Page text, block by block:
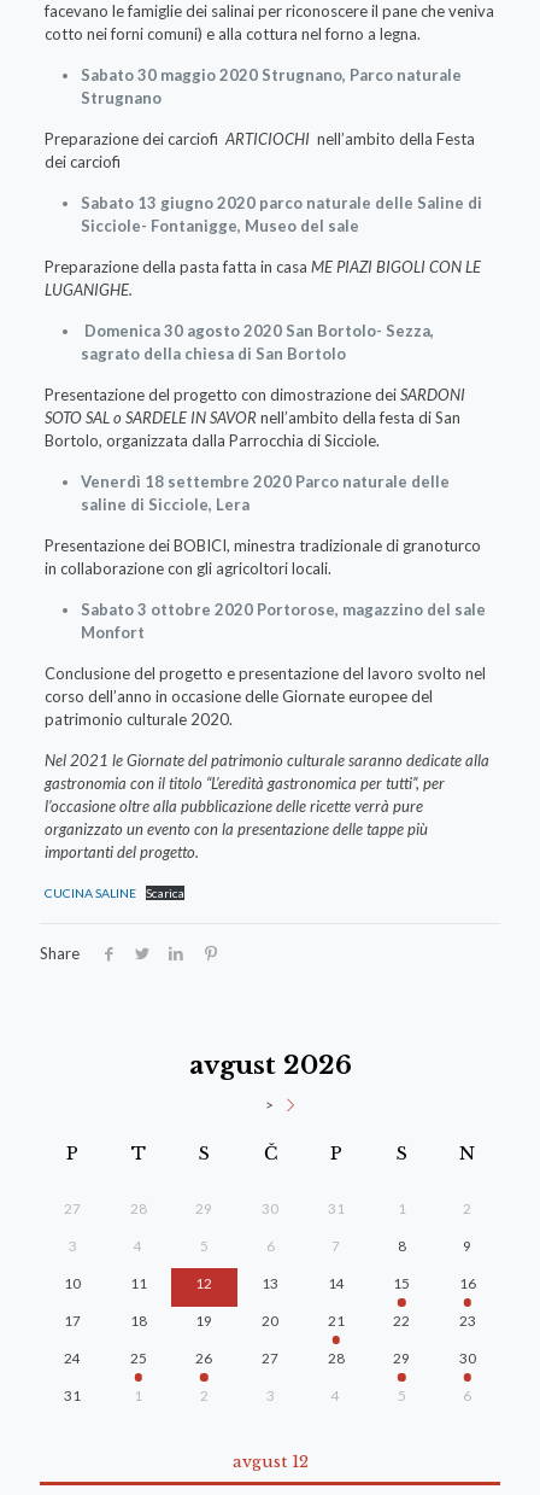
facevano le famiglie dei salinai per riconoscere il pane che veniva
cotto nei forni comuni) e alla cottura nel forno a legna.
Sabato 30 maggio 2020 Strugnano, Parco naturale
Strugnano
Preparazione dei carciofiARTICIOCHInell’ambito della Festa
dei carciofi
Sabato 13 giugno 2020 parco naturale delle Saline di
Sicciole- Fontanigge, Museo del sale
Preparazione della pasta fatta in casa ME PIAZI BIGOLI CON LE
LUGANIGHE.
Domenica 30 agosto 2020 San Bortolo- Sezza,
sagrato della chiesa di San Bortolo
Presentazione del progetto con dimostrazione deiSARDONI
SOTO SAL o SARDELE IN SAVORnell’ambito della festa di San
Bortolo, organizzata dalla Parrocchia di Sicciole.
Venerdì 18 settembre 2020 Parco naturale delle
saline di Sicciole, Lera
Presentazione dei BOBICI, minestra tradizionale di granoturco
in collaborazione con gli agricoltori locali.
Sabato 3 ottobre 2020 Portorose, magazzino del sale
Monfort
Conclusione del progetto e presentazione del lavoro svolto nel
corso dell’anno in occasione delle Giornate europee del
patrimonio culturale 2020.
Nel 2021 le Giornate del patrimonio culturale saranno dedicate alla
gastronomia con il titolo “L’eredità gastronomica per tutti”, per
l’occasione oltre alla pubblicazione delle ricette verrà pure
organizzato un evento con la presentazione delle tappe più
importanti del progetto.
CUCINA SALINE Scarica
Share
avgust 2026
>
P T S Č P S N
27 28 29 30 31 1 2
3 4 5 6 7 8 9
10 11 12 13 14 15 16
17 18 19 20 21 22 23
24 25 26 27 28 29 30
31 1 2 3 4 5 6
avgust 12